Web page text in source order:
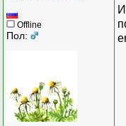
Offline
Пол: